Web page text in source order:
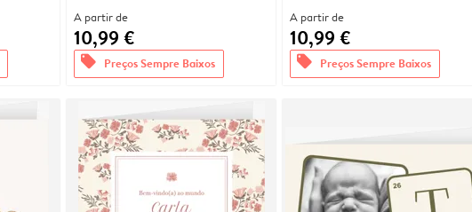
A partir de
10,99 €
offers Preços Sempre Baixos
A partir de
10,99 €
offers Preços Sempre Baixos